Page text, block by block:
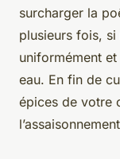
surcharger la
plusieurs fois, si
uniformément
eau. En fin de
épices de votre